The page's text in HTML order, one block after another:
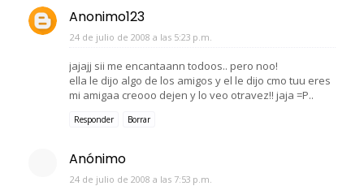
Anonimo123
24 de julio de 2008 a las 5:23 p.m.
jajajj sii me encantaann todoos.. pero noo!
ella le dijo algo de los amigos y el le dijo cmo tuu eres
mi amigaa creooo dejen y lo veo otravez!! jaja =P..
Responder Borrar
Anónimo
24 de julio de 2008 a las 7:53 p.m.